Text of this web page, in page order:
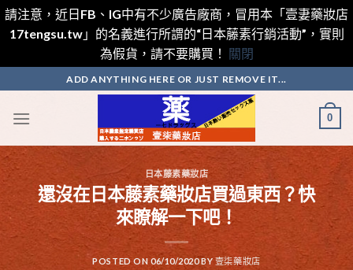
請注意，近日FB、IG中有不少廣告廠商，冒用本「壹妻藥妝店
17tengsu.tw」的名義進行所謂的“日本藤素行銷活動”，實則
為假貨，請不要購買！ 關閉
to
content
ADD ANYTHING HERE OR JUST REMOVE IT...
0
日本藤素藥妝店
還沒在日本藤素藥妝店買過東西？快
來瞭解一下吧！
POSTED ON 06/10/2020BY 壹柒藥妝店